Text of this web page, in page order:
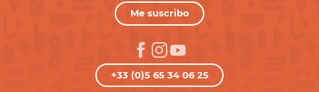
Me suscribo
+33 (0)5 65 34 06 25